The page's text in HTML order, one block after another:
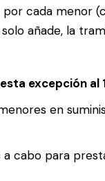
cada menor
añade, la
excepción al
en
cabo para